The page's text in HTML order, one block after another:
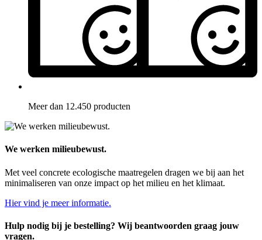
Meer dan 12.450 producten
We werken milieubewust.
Met veel concrete ecologische maatregelen dragen we bij aan het
minimaliseren van onze impact op het milieu en het klimaat.
Hier vind je meer informatie.
Hulp nodig bij je bestelling? Wij beantwoorden graag jouw
vragen.